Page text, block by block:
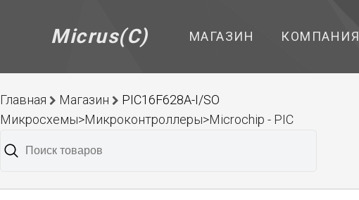
Micrus(C) МАГАЗИН КОМПАНИЯ
Главная Магазин
PIC16F628A-I/SO
Микросхемы>Микроконтроллеры>Microchip - PIC